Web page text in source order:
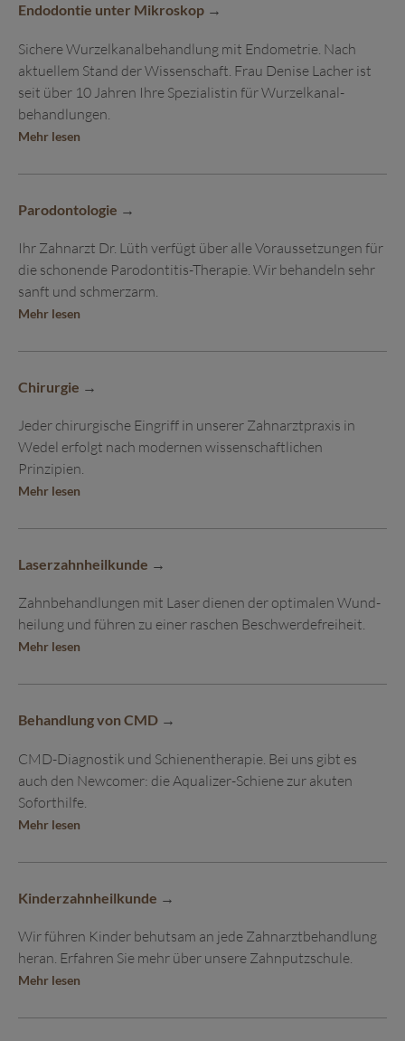
Endodontie unter Mikroskop
Sichere Wurzel­kanal­behandlung mit Endometrie. Nach
aktuellem Stand der Wissenschaft. Frau Denise Lacher ist
seit über 10 Jahren Ihre Spezialistin für Wurzel­kanal­
behandlungen.
Mehr lesen
Parodontologie
Ihr Zahnarzt Dr. Lüth verfügt über alle Voraus­setzungen für
die schonende Parodontitis-Therapie. Wir behandeln sehr
sanft und schmerzarm.
Mehr lesen
Chirurgie
Jeder chirurgische Eingriff in unserer Zahnarzt­praxis in
Wedel erfolgt nach modernen wissen­schaft­lichen
Prinzipien.
Mehr lesen
Laserzahnheilkunde
Zahn­behandlungen mit Laser dienen der optimalen Wund­
heilung und führen zu einer raschen Beschwerde­freiheit.
Mehr lesen
Behandlung von CMD
CMD-Diagnostik und Schienen­therapie. Bei uns gibt es
auch den Newcomer: die Aqualizer-Schiene zur akuten
Soforthilfe.
Mehr lesen
Kinderzahnheilkunde
Wir führen Kinder behutsam an jede Zahnarzt­behandlung
heran. Erfahren Sie mehr über unsere Zahnputz­schule.
Mehr lesen